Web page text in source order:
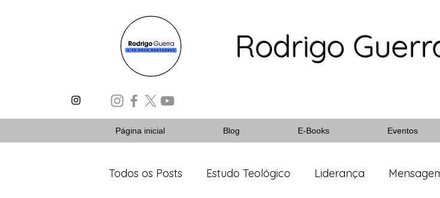
Rodrigo
Página inicial Blog E-Books Eventos
Todos os Posts Estudo Teológico Liderança